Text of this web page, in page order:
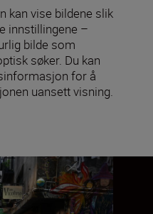
kan vise bildene slik
innstillingene –
bilde som
søker. Du kan
for å
uansett visning.